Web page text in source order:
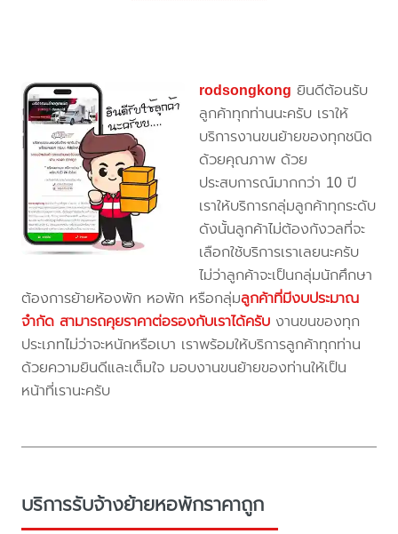
rodsongkong ยินดีต้อนรับ
ลูกค้าทุกท่านนะครับ เราให้
บริการงานขนย้ายของทุกชนิด
ด้วยคุณภาพ ด้วย
ประสบการณ์มากกว่า 10 ปี
เราให้บริการกลุ่มลูกค้าทุกระดับ
ดังนั้นลูกค้าไม่ต้องกังวลที่จะ
เลือกใช้บริการเราเลยนะครับ
ไม่ว่าลูกค้าจะเป็นกลุ่มนักศึกษา
ต้องการย้ายห้องพัก หอพัก หรือกลุ่มลูกค้าที่มีงบประมาณ
จำกัด สามารถคุยราคาต่อรองกับเราได้ครับ งานขนของทุก
ประเภทไม่ว่าจะหนักหรือเบา เราพร้อมให้บริการลูกค้าทุกท่าน
ด้วยความยินดีและเต็มใจ มอบงานขนย้ายของท่านให้เป็น
หน้าที่เรานะครับ
บริการรับจ้างย้ายหอพักราคาถูก